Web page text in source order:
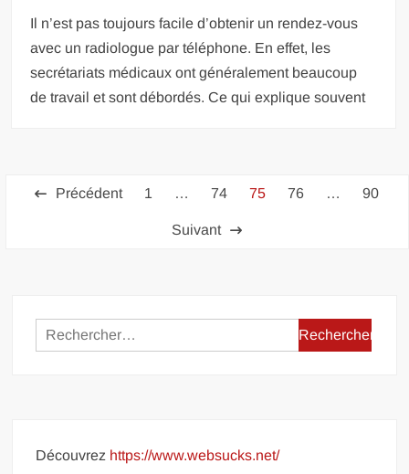
Il n’est pas toujours facile d’obtenir un rendez-vous
avec un radiologue par téléphone. En effet, les
secrétariats médicaux ont généralement beaucoup
de travail et sont débordés. Ce qui explique souvent
Pagination
Précédent 1 … 74 75 76 … 90
Suivant
Rechercher :
Découvrez https://www.websucks.net/